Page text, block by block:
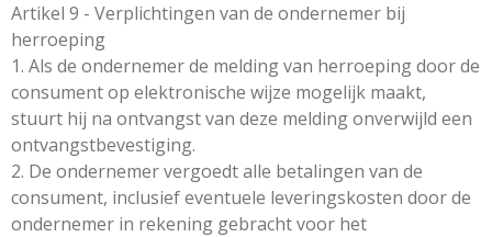
Artikel 9 - Verplichtingen van de ondernemer bij
herroeping
1. Als de ondernemer de melding van herroeping door de
consument op elektronische wijze mogelijk maakt,
stuurt hij na ontvangst van deze melding onverwijld een
ontvangstbevestiging.
2. De ondernemer vergoedt alle betalingen van de
consument, inclusief eventuele leveringskosten door de
ondernemer in rekening gebracht voor het